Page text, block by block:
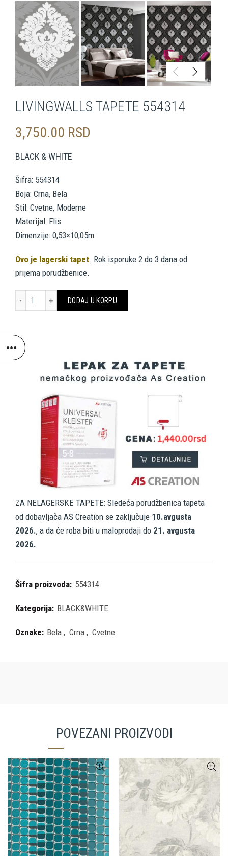
LIVINGWALLS TAPETE 554314
3,750.00 RSD
BLACK & WHITE
Šifra: 554314
Boja: Crna, Bela
Stil: Cvetne, Moderne
Materijal: Flis
Dimenzije: 0,53×10,05m
Ovo je lagerski tapet. Rok isporuke 2 do 3 dana od
prijema porudžbenice.
LIVINGWALLS TAPETE 554314 količina
DODAJ U KORPU
ZA NELAGERSKE TAPETE: Sledeća porudžbenica tapeta
od dobavljača AS Creation se zaključuje 10.avgusta
2026., a da će roba biti u maloprodaji do 21. avgusta
2026.
Šifra proizvoda: 554314
Kategorija: BLACK&WHITE
Oznake: Bela , Crna , Cvetne
POVEZANI PROIZVODI